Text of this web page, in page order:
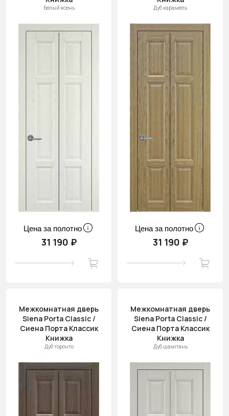
Белый ясень
Цена за полотно
31 190 ₽
Дуб карамель
Цена за полотно
31 190 ₽
Межкомнатная дверь
Siena Porta Classic /
Сиена Порта Классик
Книжка
Дуб торонто
Межкомнатная дверь
Siena Porta Classic /
Сиена Порта Классик
Книжка
Дуб шампань